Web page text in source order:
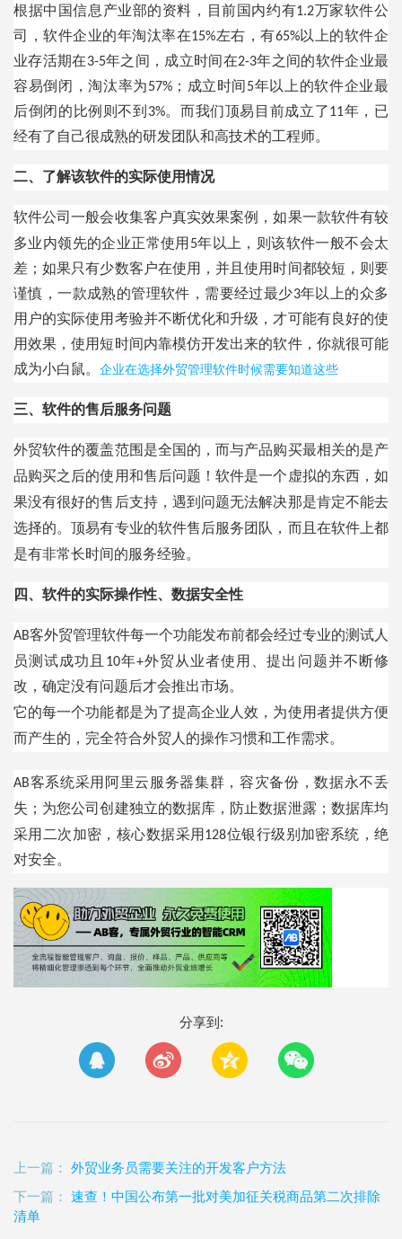
根据中国信息产业部的资料，目前国内约有1.2万家软件公
司，软件企业的年淘汰率在15%左右，有65%以上的软件企
业存活期在3-5年之间，成立时间在2-3年之间的软件企业最
容易倒闭，淘汰率为57%；成立时间5年以上的软件企业最
后倒闭的比例则不到3%。而我们顶易目前成立了11年，已
经有了自己很成熟的研发团队和高技术的工程师。
二、了解该软件的实际使用情况
软件公司一般会收集客户真实效果案例，如果一款软件有较
多业内领先的企业正常使用 5年以上，则该软件一般不会太
差；如果只有少数客户在使用，并且使用时间都较短，则要
谨慎，一款成熟的管理软件，需要经过最少3年以上的众多
用户的实际使用考验并不断优化和升级，才可能有良好的使
用效果，使用短时间内靠模仿开发出来的软件，你就很可能
成为小白鼠。 企业在选择外贸管理软件时候需要知道这些
三、软件的售后服务问题
外贸软件的覆盖范围是全国的，而与产品购买最相关的是产
品购买之后的使用和售后问题！软件是一个虚拟的东西，如
果没有很好的售后支持，遇到问题无法解决那是肯定不能去
选择的。顶易有专业的软件售后服务团队，而且在软件上都
是有非常长时间的服务经验。
四、软件的实际操作性、 数据安全性
AB客外贸管理软件每一个功能发布前都会经过专业的测试人
员测试成功且 10年+外贸从业者使用、提出问题并不断修
改，确定没有问题后才会推出市场。
它的每一个功能都是为了提高企业人效，为使用者提供方便
而产生的，完全符合外贸人的操作习惯和工作需求。
AB客系统采用阿里云服务器集群，容灾备份，数据永不丢
失；为您公司创建独立的数据库，防止数据泄露；数据库均
采用二次加密，核心数据采用 128位银行级别加密系统，绝
对安全。
分享到:
上一篇： 外贸业务员需要关注的开发客户方法
下一篇： 速查！中国公布第一批对美加征关税商品第二次排除
清单